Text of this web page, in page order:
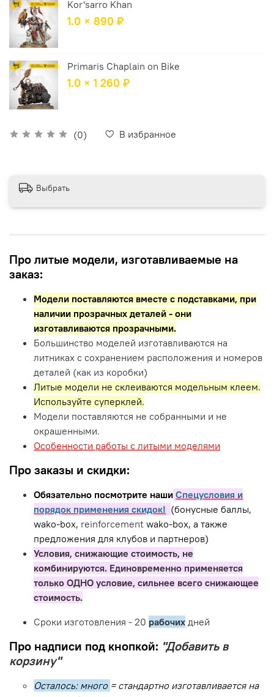
(0) В избранное
Kor'sarro Khan
1.0 × 890 ₽
Primaris Chaplain on Bike
1.0 × 1 260 ₽
Выбрать
Про литые модели, изготавливаемые на
заказ:
Модели поставляются вместе с подставками, при
наличии прозрачных деталей - они
изготавливаются прозрачными.
Большинство моделей изготавливаются на
литниках с сохранением расположения и номеров
деталей (как из коробки)
Литые модели не склеиваются модельным клеем.
Используйте суперклей.
Модели поставляются не собранными и не
окрашенными.
Особенности работы с литыми моделями
Про заказы и скидки:
Обязательно посмотрите наши Спецусловия и
порядок применения скидок! (бонусные баллы,
wako-box, reinforcement wako-box, а также
предложения для клубов и партнеров)
Условия, снижающие стоимость, не
комбинируются. Единовременно применяется
только ОДНО условие, сильнее всего снижающее
стоимость.
Сроки изготовления - 20 рабочих дней
Про надписи под кнопкой: "Добавить в
корзину"
Осталось: много = стандартно изготавливается на